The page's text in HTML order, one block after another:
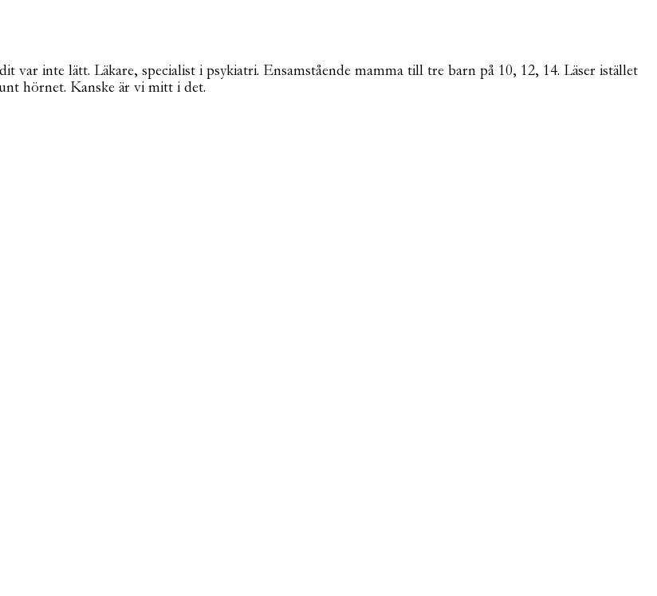
inte lätt. Läkare, specialist i psykiatri. Ensamstående mamma till tre barn på 10, 12, 14. Läser istället
hörnet. Kanske är vi mitt i det.